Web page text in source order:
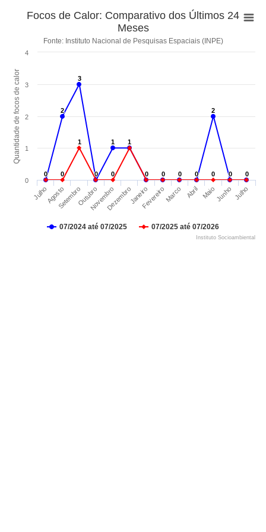
Quantidade de focos de calor
Focos de Calor: Comparativo dos Últimos 24
Meses
Fonte: Instituto Nacional de Pesquisas Espaciais (INPE)
0
0
2
2
3
3
0
0
1
1 1
1
0
0 0
0 0
0 0
0
2
2
0
0 0
0
0
0
1
1
0
0 0
0
07/2024 até 07/2025 07/2025 até 07/2026
JulhoAgostoSetembroOutubroNovembroDezembroJaneiroFevereiroMarco Abril MaioJunho Julho
0
1
2
3
4
Instituto Socioambiental